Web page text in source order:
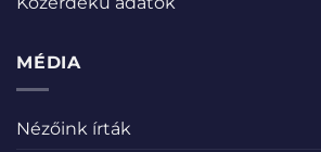
MÉDIA
Nézőink írták